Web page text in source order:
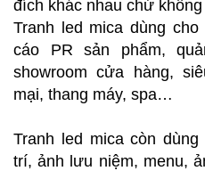
đích khác nhau chứ
Tranh led mica dùng
cáo PR sản phẩm,
showroom cửa hàng,
mại, thang máy, spa…
Tranh led mica còn
trí, ảnh lưu niệm, menu,